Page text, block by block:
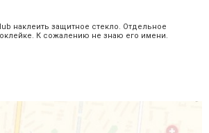
наклеить защитное стекло. Отдельное
К сожалению не знаю его имени.